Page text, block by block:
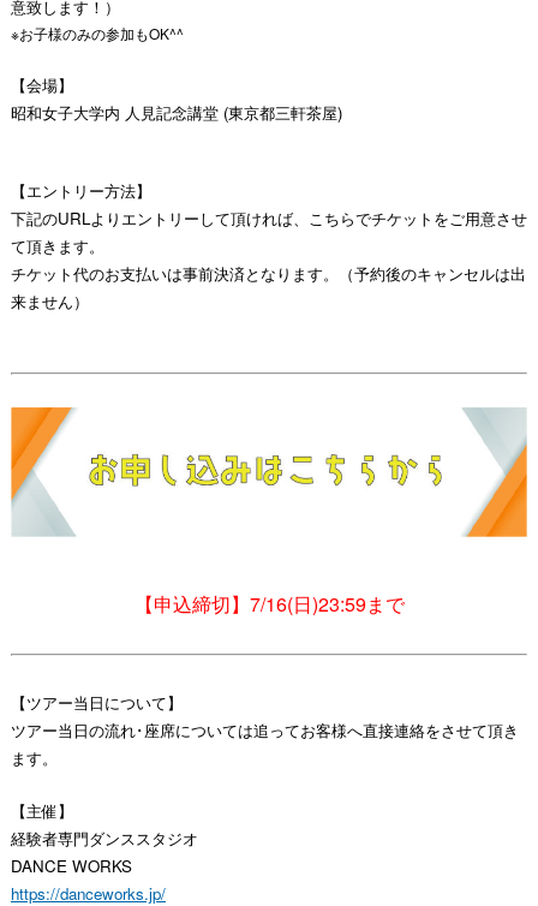
意致します！）
※お子様のみの参加もOK^^
【会場】
昭和女子大学内 人見記念講堂 (東京都三軒茶屋)
【エントリー方法】
下記のURLよりエントリーして頂ければ、こちらでチケットをご用意させ
て頂きます。
チケット代のお支払いは事前決済となります。（予約後のキャンセルは出
来ません）
【申込締切】7/16(日)23:59まで
【ツアー当日について】
ツアー当日の流れ･座席については追ってお客様へ直接連絡をさせて頂き
ます。
【主催】
経験者専門ダンススタジオ
DANCE WORKS
https://danceworks.jp/